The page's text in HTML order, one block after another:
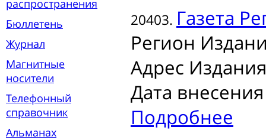
распространения
Бюллетень
Журнал
Магнитные
носители
Телефонный
справочник
Альманах
20403. Газета
Регион
Адрес
Дата
Подробнее